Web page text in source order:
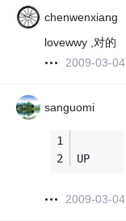
chenwenxiang
lovewwy ,对的
2009-03-04
sanguomi
UP
2009-03-04